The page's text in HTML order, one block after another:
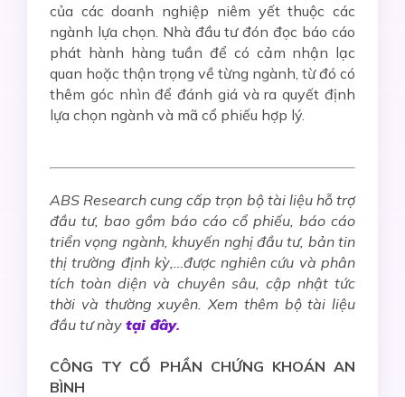
của các doanh nghiệp niêm yết thuộc các
ngành lựa chọn. Nhà đầu tư đón đọc báo cáo
phát hành hàng tuần để có cảm nhận lạc
quan hoặc thận trọng về từng ngành, từ đó có
thêm góc nhìn để đánh giá và ra quyết định
lựa chọn ngành và mã cổ phiếu hợp lý.
ABS Research cung cấp trọn bộ tài liệu hỗ trợ
đầu tư, bao gồm báo cáo cổ phiếu, báo cáo
triển vọng ngành, khuyến nghị đầu tư, bản tin
thị trường định kỳ,…được nghiên cứu và phân
tích toàn diện và chuyên sâu, cập nhật tức
thời và thường xuyên. Xem thêm bộ tài liệu
đầu tư này tại đây.
CÔNG TY CỔ PHẦN CHỨNG KHOÁN AN
BÌNH